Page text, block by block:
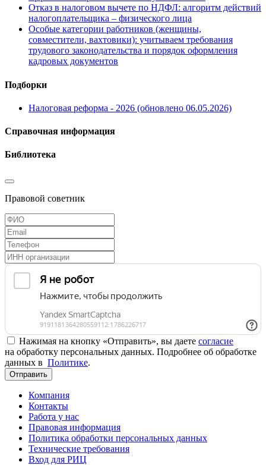
Отказ в налоговом вычете по НДФЛ: алгоритм действий
налогоплательщика – физического лица
Особые категории работников (женщины,
совместители, вахтовики): учитываем требования
трудового законодательства и порядок оформления
кадровых документов
Подборки
Налоговая реформа - 2026 (обновлено 06.05.2026)
Справочная информация
Библиотека
Правовой советник
Нажимая на кнопку «Отправить», вы даете согласие
на обработку персональных данных. Подробнее об обработке
данных в Политике.
Отправить
Компания
Контакты
Работа у нас
Правовая информация
Политика обработки персональных данных
Технические требования
Вход для РИЦ